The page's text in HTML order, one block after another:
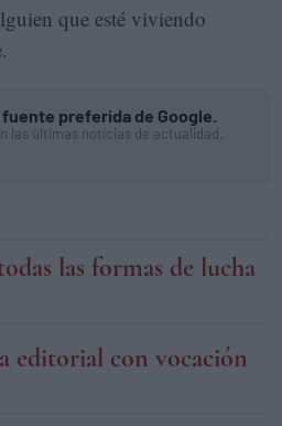
que esté viviendo
preferida de Google.
las últimas noticias de actualidad.
las formas de lucha
editorial con vocación